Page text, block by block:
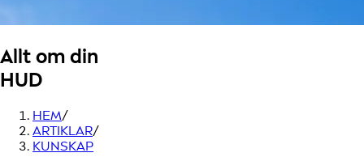
Allt om din
HUD
HEM/
ARTIKLAR/
KUNSKAP